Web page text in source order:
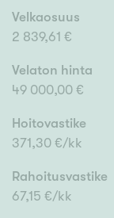
Velkaosuus
2 839,61 €
Velaton hinta
49 000,00 €
Hoitovastike
371,30 €/kk
Rahoitusvastike
67,15 €/kk